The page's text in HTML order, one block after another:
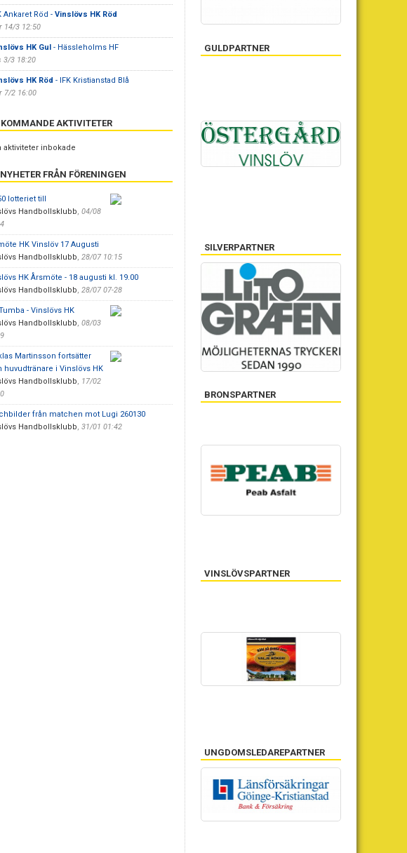
Ankaret Röd - Vinslövs HK Röd
14/3 12:50
HK Gul- Hässleholms HF
3/3 18:20
HK Röd - IFK Kristianstad Blå
7/2 16:00
KOMMANDE AKTIVITETER
aktiviteter inbokade
NYHETER FRÅN FÖRENINGEN
lotteriet till
Handbollsklubb, 04/08
HK Vinslöv 17 Augusti
Handbollsklubb, 28/07 10:15
HK Årsmöte - 18 augusti kl. 19.00
Handbollsklubb, 28/07 07-28
- Vinslövs HK
Handbollsklubb, 08/03
Martinsson fortsätter
huvudtränare i Vinslövs HK
Handbollsklubb, 17/02
från matchen mot Lugi 260130
Handbollsklubb, 31/01 01:42
GULDPARTNER
SILVERPARTNER
BRONSPARTNER
VINSLÖVSPARTNER
UNGDOMSLEDAREPARTNER